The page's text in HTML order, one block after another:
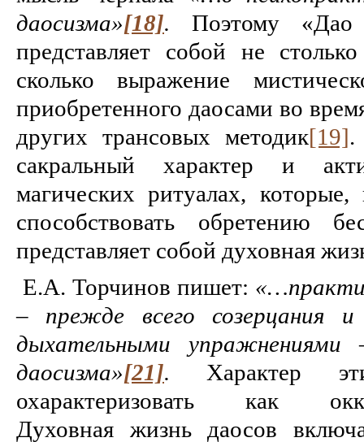
даосизма»[18].Поэтому
представляет собой не
сколько выражение
приобретенного даосами во
других трансовых методик[19].
сакральный характер и
магических ритуалах,
способствовать обретению
представляет собой духовная
Е.А. Торчинов пишет:
– прежде всего созерцания и
дыхательными упражнениями
даосизма»[21]. Характер
охарактеризовать как
Духовная жизнь даосов